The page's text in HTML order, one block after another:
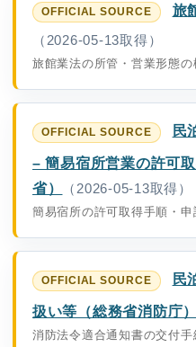
旅
（2026-05-13取得）
旅館業法の所管・営業形態の
民
– 簡易宿所営業の許可
省）
（2026-05-13取得）
簡易宿所の許可取得手順・申
民
扱い等（総務省消防庁）
消防法令適合通知書の交付手